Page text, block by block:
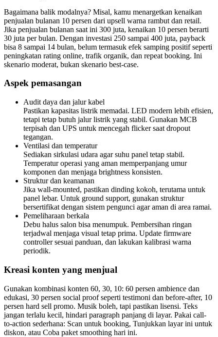
Bagaimana balik modalnya? Misal, kamu menargetkan kenaikan
penjualan bulanan 10 persen dari upsell warna rambut dan retail.
Jika penjualan bulanan saat ini 300 juta, kenaikan 10 persen berarti
30 juta per bulan. Dengan investasi 250 sampai 400 juta, payback
bisa 8 sampai 14 bulan, belum termasuk efek samping positif seperti
peningkatan rating online, trafik organik, dan repeat booking. Ini
skenario moderat, bukan skenario best-case.
Aspek pemasangan
Audit daya dan jalur kabel
Pastikan kapasitas listrik memadai. LED modern lebih efisien,
tetapi tetap butuh jalur listrik yang stabil. Gunakan MCB
terpisah dan UPS untuk mencegah flicker saat dropout
tegangan.
Ventilasi dan temperatur
Sediakan sirkulasi udara agar suhu panel tetap stabil.
Temperatur operasi yang aman memperpanjang umur
komponen dan menjaga brightness konsisten.
Struktur dan keamanan
Jika wall-mounted, pastikan dinding kokoh, terutama untuk
panel lebar. Untuk ground support, gunakan struktur
bersertifikat dengan sistem pengunci agar aman di area ramai.
Pemeliharaan berkala
Debu halus salon bisa menumpuk. Pembersihan ringan
terjadwal menjaga visual tetap prima. Update firmware
controller sesuai panduan, dan lakukan kalibrasi warna
periodik.
Kreasi konten yang menjual
Gunakan kombinasi konten 60, 30, 10: 60 persen ambience dan
edukasi, 30 persen social proof seperti testimoni dan before-after, 10
persen hard sell promo. Musik boleh, tapi pastikan lisensi. Teks
jangan terlalu kecil, hindari paragraph panjang di layar. Pakai call-
to-action sederhana: Scan untuk booking, Tunjukkan layar ini untuk
diskon, atau Coba paket smoothing hari ini.